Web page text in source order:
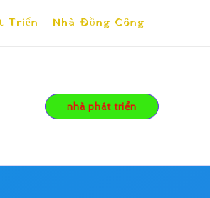
Triển Nhà Đồng Công
nhà phát triển